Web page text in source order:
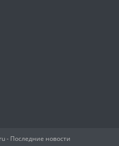
- Последние новости